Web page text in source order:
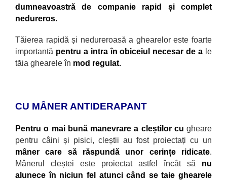
dumneavoastră de companie rapid și complet
nedureros.
Tăierea rapidă și nedureroasă a ghearelor este foarte
importantă pentru a intraîn obiceiul necesar de a le
tăia ghearele în mod regulat.
CU MÂNER ANTIDERAPANT
Pentru o mai bună manevrare a cleștilor cu gheare
pentru câini și pisici, cleștii au fost proiectați cu un
mâner care să răspundă unor cerințe ridicate.
Mânerul cleștei este proiectat astfel încât să nu
alunece în niciun fel atunci când se taie ghearele